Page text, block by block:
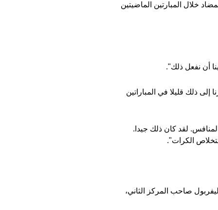
خلال المبارتين الماضيتين
أن نفعل ذلك".
ذلك قليلا في المباراتين
لقد كان ذلك جيدا.
الكرات".
فقط عن ليفربول صاحب المركز الثاني،